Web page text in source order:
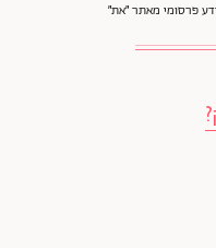
פרסומי מאתר ״את״